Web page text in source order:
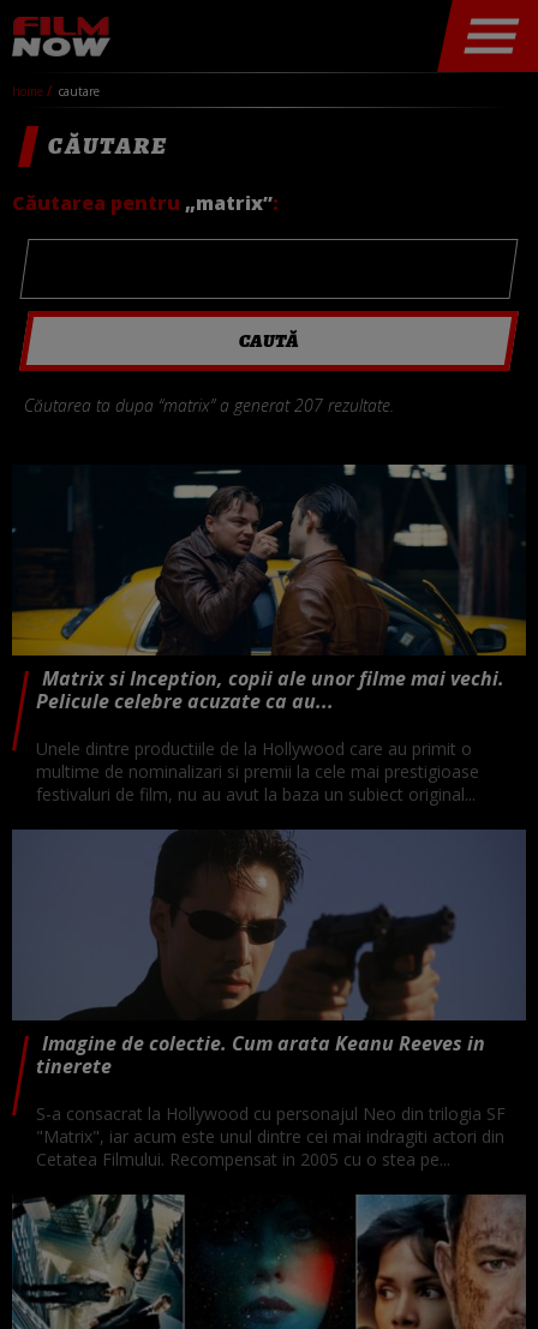
home cautare
CĂUTARE
Căutarea pentru „matrix”:
Căutarea ta dupa “matrix” a generat 207 rezultate.
Matrix si Inception, copii ale unor filme mai vechi.
Pelicule celebre acuzate ca au...
Unele dintre productiile de la Hollywood care au primit o
multime de nominalizari si premii la cele mai prestigioase
festivaluri de film, nu au avut la baza un subiect original...
Imagine de colectie. Cum arata Keanu Reeves in
tinerete
S-a consacrat la Hollywood cu personajul Neo din trilogia SF
"Matrix", iar acum este unul dintre cei mai indragiti actori din
Cetatea Filmului. Recompensat in 2005 cu o stea pe...